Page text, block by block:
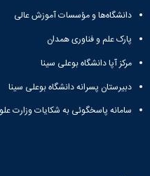
دانشگاه‌ها و مؤسسات آموزش عالی
پارک علم و فناوری همدان
مرکز آپا دانشگاه بوعلی سینا
دبیرستان پسرانه دانشگاه بوعلی سینا
سامانه پاسخگوئی به شکایات وزارت